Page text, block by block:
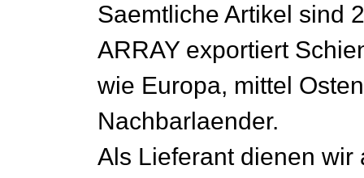
Saemtliche Artikel sind
ARRAY exportiert
wie Europa, mittel
Nachbarlaender.
Als Lieferant dienen wir